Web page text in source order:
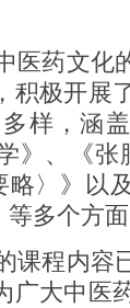
医药文化
积极开展
样，涵
》、《张
〉》以
等多个方
课程内容
广大中医